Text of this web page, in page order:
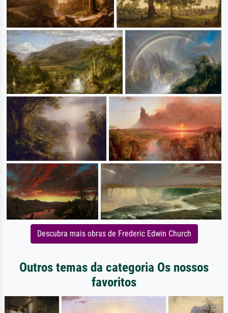
Descubra mais obras de Frederic Edwin Church
Outros temas da categoria Os nossos
favoritos